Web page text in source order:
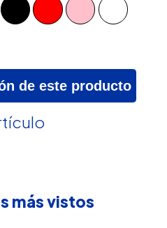
de este producto
más vistos